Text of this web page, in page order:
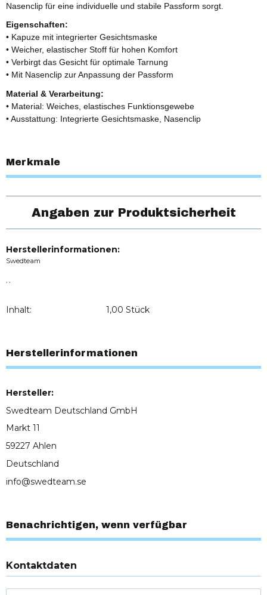
Nasenclip für eine individuelle und stabile Passform sorgt.
Eigenschaften:
• Kapuze mit integrierter Gesichtsmaske
• Weicher, elastischer Stoff für hohen Komfort
• Verbirgt das Gesicht für optimale Tarnung
• Mit Nasenclip zur Anpassung der Passform
Material & Verarbeitung:
• Material: Weiches, elastisches Funktionsgewebe
• Ausstattung: Integrierte Gesichtsmaske, Nasenclip
Merkmale
Angaben zur Produktsicherheit
Herstellerinformationen:
Swedteam
, ,
Inhalt: 1,00 Stück
Herstellerinformationen
Hersteller:
Swedteam Deutschland GmbH
Markt 11
59227 Ahlen
Deutschland
info@swedteam.se
Benachrichtigen, wenn verfügbar
Kontaktdaten